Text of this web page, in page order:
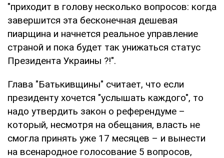
"приходит в голову несколько вопросов: когда
завершится эта бесконечная дешевая
пиарщина и начнется реальное управление
страной и пока будет так унижаться статус
Президента Украины ?!".
Глава "Батькивщины" считает, что если
президенту хочется "услышать каждого", то
надо утвердить закон о референдуме –
который, несмотря на обещания, власть не
смогла принять уже 17 месяцев – и вынести
на всенародное голосование 5 вопросов,